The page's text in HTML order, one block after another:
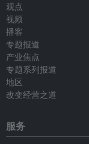
观点
视频
播客
专题报道
产业焦点
专题系列报道
地区
改变经营之道
服务